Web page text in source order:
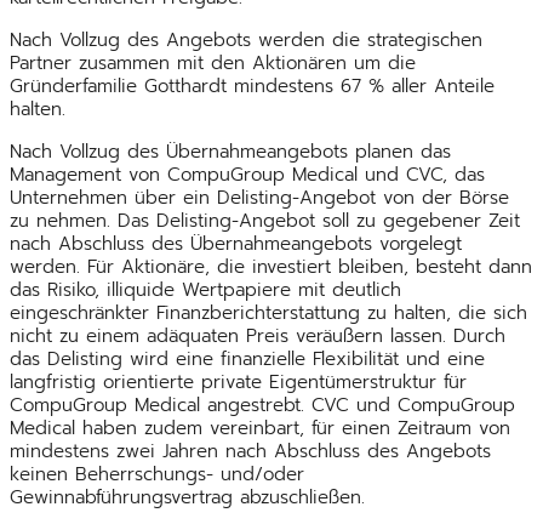
Nach Vollzug des Angebots werden die strategischen
Partner zusammen mit den Aktionären um die
Gründerfamilie Gotthardt mindestens 67 % aller Anteile
halten.
Nach Vollzug des Übernahmeangebots planen das
Management von CompuGroup Medical und CVC, das
Unternehmen über ein Delisting-Angebot von der Börse
zu nehmen. Das Delisting-Angebot soll zu gegebener Zeit
nach Abschluss des Übernahmeangebots vorgelegt
werden. Für Aktionäre, die investiert bleiben, besteht dann
das Risiko, illiquide Wertpapiere mit deutlich
eingeschränkter Finanzberichterstattung zu halten, die sich
nicht zu einem adäquaten Preis veräußern lassen. Durch
das Delisting wird eine finanzielle Flexibilität und eine
langfristig orientierte private Eigentümerstruktur für
CompuGroup Medical angestrebt. CVC und CompuGroup
Medical haben zudem vereinbart, für einen Zeitraum von
mindestens zwei Jahren nach Abschluss des Angebots
keinen Beherrschungs- und/oder
Gewinnabführungsvertrag abzuschließen.